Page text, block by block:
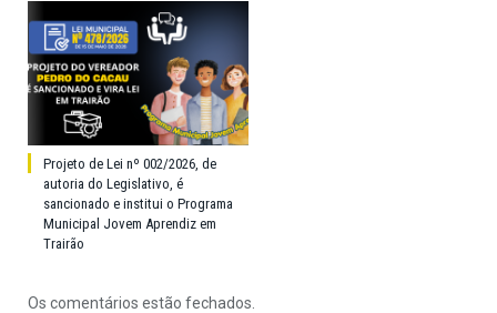
Projeto de Lei nº 002/2026, de
autoria do Legislativo, é
sancionado e institui o Programa
Municipal Jovem Aprendiz em
Trairão
Os comentários estão fechados.